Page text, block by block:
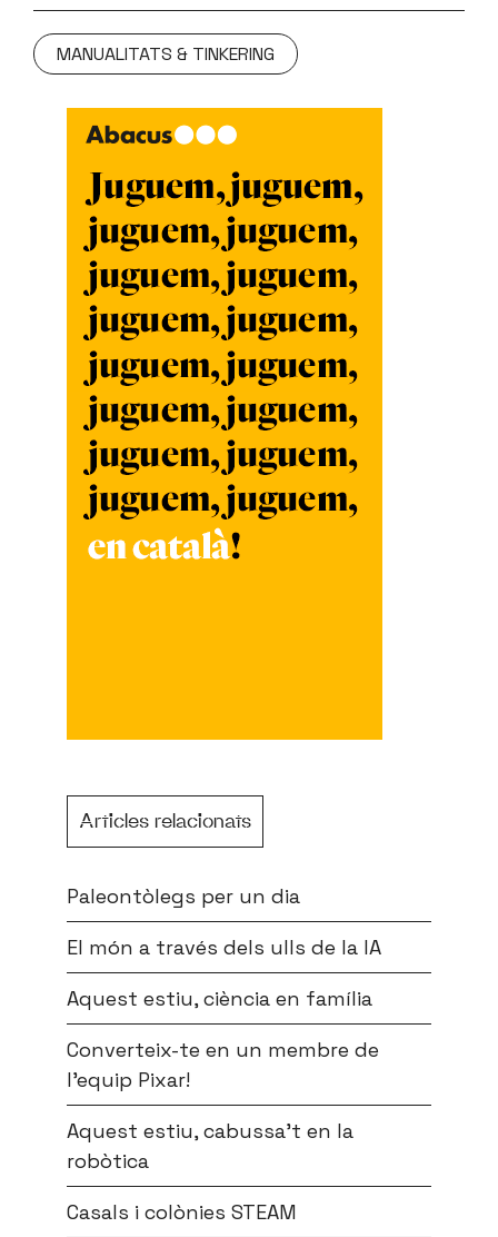
MANUALITATS & TINKERING
Articles relacionats
Paleontòlegs per un dia
El món a través dels ulls de la IA
Aquest estiu, ciència en família
Converteix-te en un membre de
l’equip Pixar!
Aquest estiu, cabussa’t en la
robòtica
Casals i colònies STEAM